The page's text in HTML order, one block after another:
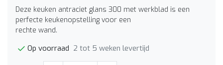
Deze keuken antraciet glans 300 met werkblad is een
perfecte keukenopstelling voor een
rechte wand.
Op voorraad 2 tot 5 weken levertijd